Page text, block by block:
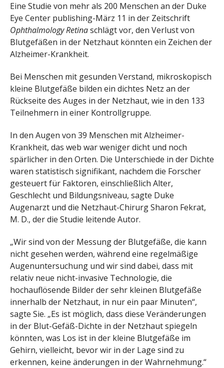
Eine Studie von mehr als 200 Menschen an der Duke
Eye Center publishing-März 11 in der Zeitschrift
Ophthalmology Retinaschlägt vor, den Verlust von
Blutgefäßen in der Netzhaut könnten ein Zeichen der
Alzheimer-Krankheit.
Bei Menschen mit gesunden Verstand, mikroskopisch
kleine Blutgefäße bilden ein dichtes Netz an der
Rückseite des Auges in der Netzhaut, wie in den 133
Teilnehmern in einer Kontrollgruppe.
In den Augen von 39 Menschen mit Alzheimer-
Krankheit, das web war weniger dicht und noch
spärlicher in den Orten. Die Unterschiede in der Dichte
waren statistisch signifikant, nachdem die Forscher
gesteuert für Faktoren, einschließlich Alter,
Geschlecht und Bildungsniveau, sagte Duke
Augenarzt und die Netzhaut-Chirurg Sharon Fekrat,
M. D., der die Studie leitende Autor.
„Wir sind von der Messung der Blutgefäße, die kann
nicht gesehen werden, während eine regelmäßige
Augenuntersuchung und wir sind dabei, dass mit
relativ neue nicht-invasive Technologie, die
hochauflösende Bilder der sehr kleinen Blutgefäße
innerhalb der Netzhaut, in nur ein paar Minuten“,
sagte Sie. „Es ist möglich, dass diese Veränderungen
in der Blut-Gefäß-Dichte in der Netzhaut spiegeln
könnten, was Los ist in der kleine Blutgefäße im
Gehirn, vielleicht, bevor wir in der Lage sind zu
erkennen, keine änderungen in der Wahrnehmung.“